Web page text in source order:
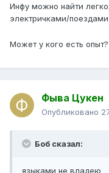
Инфу можно найти
электричками/
Может у кого есть
Фыва Цукен
Опубликовано
Боб сказал:
языками не владею